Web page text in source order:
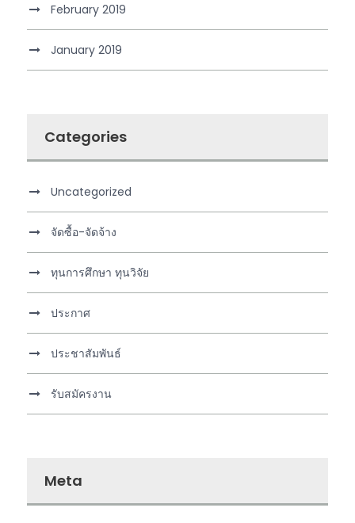
February 2019
January 2019
Categories
Uncategorized
จัดซื้อ-จัดจ้าง
ทุนการศึกษา ทุนวิจัย
ประกาศ
ประชาสัมพันธ์
รับสมัครงาน
Meta